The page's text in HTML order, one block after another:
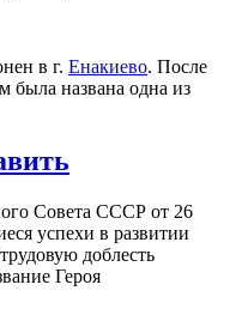
в г. Енакиево. После
была названа одна из
Совета СССР от 26
успехи в развитии
доблесть
Героя